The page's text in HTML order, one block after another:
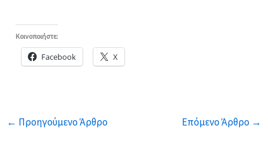
Κοινοποιήστε:
Facebook X
← Προηγούμενο Άρθρο Επόμενο Άρθρο →